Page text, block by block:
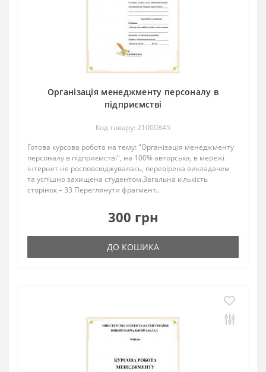
Організація менеджменту персоналу в
підприємстві
Код товару: 21000845
Готова курсова робота на тему: "Організація менеджменту
персоналу в підприємстві", на 100% авторська, в мережі
інтернет не росповсюджувалась, перевірена викладачем
та успішно захищена студентом.Загальна кількість
сторінок – 33 Переглянути фрагмент..
300 грн
ДО КОШИКА